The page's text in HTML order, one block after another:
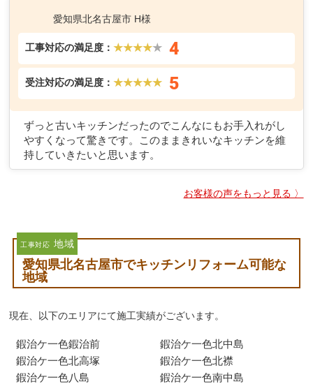
愛知県北名古屋市 H様
工事対応の満足度：★★★★★ 4
受注対応の満足度：★★★★★ 5
ずっと古いキッチンだったのでこんなにもお手入れがし
やすくなって驚きです。このままきれいなキッチンを維
持していきたいと思います。
お客様の声をもっと見る 〉
工事対応 地域
愛知県北名古屋市でキッチンリフォーム可能な
地域
現在、以下のエリアにて施工実績がございます。
鍜治ケ一色鍜治前
鍜治ケ一色北中島
鍜治ケ一色北高塚
鍜治ケ一色北襟
鍜治ケ一色八島
鍜治ケ一色南中島